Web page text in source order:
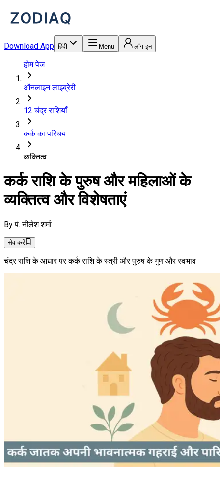
Download App हिंदी Menu लॉग इन
होम पेज
ऑनलाइन लाइब्रेरी
12 चंद्र राशियाँ
कर्क का परिचय
व्यक्तित्व
कर्क राशि के पुरुष और महिलाओं के
व्यक्तित्व और विशेषताएं
Byपं. नीलेश शर्मा
सेव करें
चंद्र राशि के आधार पर कर्क राशि के स्त्री और पुरुष के गुण और स्वभाव